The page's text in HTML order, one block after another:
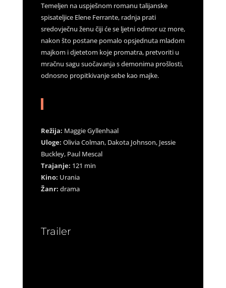
Temeljen na uspješnom romanu talijanske
spisateljice Elene Ferrante, radnja prati
sredovječnu ženu čiji će se ljetni odmor uz more,
nakon što postane pomalo opsjednuta mladom
majkom i djetetom koje promatra, pretvoriti u
mračnu sagu suočavanja s demonima prošlosti,
odnosno propitkivanje sebe kao majke.
Režija: Maggie Gyllenhaal
Uloge: Olivia Colman, Dakota Johnson, Jessie
Buckley, Paul Mescal
Trajanje: 121 min
Kino: Urania
Žanr: drama
Trailer